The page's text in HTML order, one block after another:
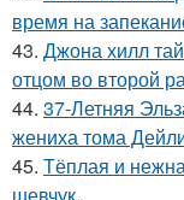
время на
43. Джона хилл
отцом во второй
44. 37-Летняя
жениха тома
45. Тёплая и